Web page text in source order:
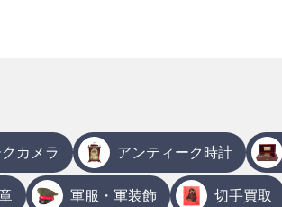
カメラ アンティーク時計
軍服・軍装飾 切手買取